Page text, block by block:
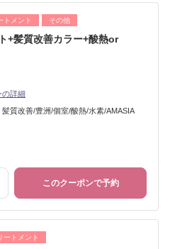
トメント その他
+髪質改善カラー+酸熱or
の詳細
髪質改善/豊洲/個室/酸熱/水素/AMASIA
このクーポンで予約
ートメント